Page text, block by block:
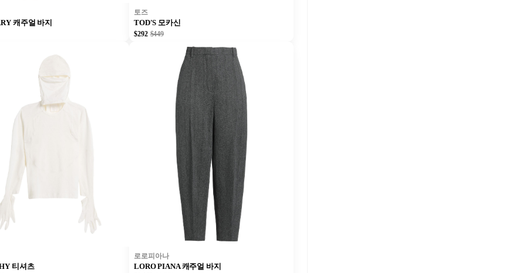
캐주얼 바지
토즈
TOD'S 모카신
$292 $449
티셔츠
로로피아나
LORO PIANA 캐주얼 바지